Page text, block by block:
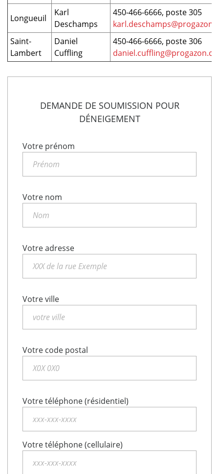
Longueuil
Karl
Deschamps
450-466-6666, poste 305
Saint-
Lambert
Daniel
Cuffling
450-466-6666, poste 306
daniel.cuffling@progazon.ca
DEMANDE DE SOUMISSION POUR
DÉNEIGEMENT
Votre prénom
Votre nom
Votre adresse
Votre ville
Votre code postal
Votre téléphone (résidentiel)
Votre téléphone (cellulaire)